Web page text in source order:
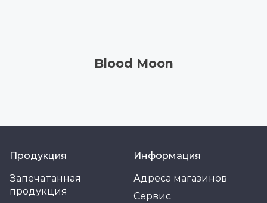
Blood Moon
Продукция
Запечатанная
продукция
Информация
Адреса магазинов
Сервис